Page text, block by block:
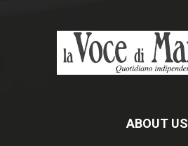
ABOUT US